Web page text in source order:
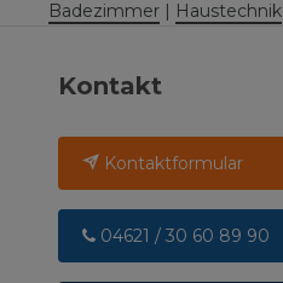
Badezimmer | Haustechnik
Kontakt
Kontaktformular
04621 / 30 60 89 90